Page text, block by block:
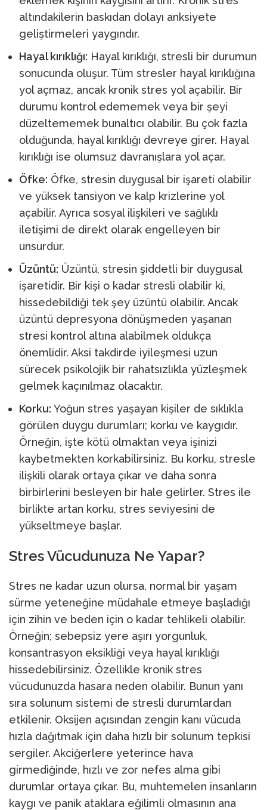
altındakilerin baskıdan dolayı anksiyete
geliştirmeleri yaygındır.
Hayal kırıklığı: Hayal kırıklığı, stresli bir durumun
sonucunda oluşur. Tüm stresler hayal kırıklığına
yol açmaz, ancak kronik stres yol açabilir. Bir
durumu kontrol edememek veya bir şeyi
düzeltememek bunaltıcı olabilir. Bu çok fazla
olduğunda, hayal kırıklığı devreye girer. Hayal
kırıklığı ise olumsuz davranışlara yol açar.
Öfke: Öfke, stresin duygusal bir işareti olabilir
ve yüksek tansiyon ve kalp krizlerine yol
açabilir. Ayrıca sosyal ilişkileri ve sağlıklı
iletişimi de direkt olarak engelleyen bir
unsurdur.
Üzüntü: Üzüntü, stresin şiddetli bir duygusal
işaretidir. Bir kişi o kadar stresli olabilir ki,
hissedebildiği tek şey üzüntü olabilir. Ancak
üzüntü depresyona dönüşmeden yaşanan
stresi kontrol altına alabilmek oldukça
önemlidir. Aksi takdirde iyileşmesi uzun
sürecek psikolojik bir rahatsızlıkla yüzleşmek
gelmek kaçınılmaz olacaktır.
Korku: Yoğun stres yaşayan kişiler de sıklıkla
görülen duygu durumları; korku ve kaygıdır.
Örneğin, işte kötü olmaktan veya işinizi
kaybetmekten korkabilirsiniz. Bu korku, stresle
ilişkili olarak ortaya çıkar ve daha sonra
birbirlerini besleyen bir hale gelirler. Stres ile
birlikte artan korku, stres seviyesini de
yükseltmeye başlar.
Stres Vücudunuza Ne Yapar?
Stres ne kadar uzun olursa, normal bir yaşam
sürme yeteneğine müdahale etmeye başladığı
için zihin ve beden için o kadar tehlikeli olabilir.
Örneğin; sebepsiz yere aşırı yorgunluk,
konsantrasyon eksikliği veya hayal kırıklığı
hissedebilirsiniz. Özellikle kronik stres
vücudunuzda hasara neden olabilir. Bunun yanı
sıra solunum sistemi de stresli durumlardan
etkilenir. Oksijen açısından zengin kanı vücuda
hızla dağıtmak için daha hızlı bir solunum tepkisi
sergiler. Akciğerlere yeterince hava
girmediğinde, hızlı ve zor nefes alma gibi
durumlar ortaya çıkar. Bu, muhtemelen insanların
kaygı ve panik ataklara eğilimli olmasının ana